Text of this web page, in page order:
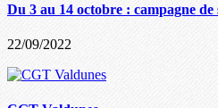
Du 3 au 14 octobre : campagne
22/09/2022